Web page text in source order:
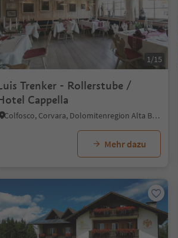
1/15
Trenker - Rollerstube /
Cappella
Colfosco, Corvara, Dolomitenregion Alta Badia
Mehr dazu